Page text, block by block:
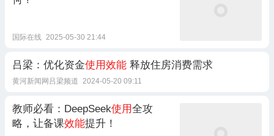
国际在线 2025-05-30 21:44
吕梁：优化资金使用效能 释放住房消费需求
黄河新闻网吕梁频道 2024-05-20 09:11
教师必看：DeepSeek使用全攻
略，让备课效能提升！